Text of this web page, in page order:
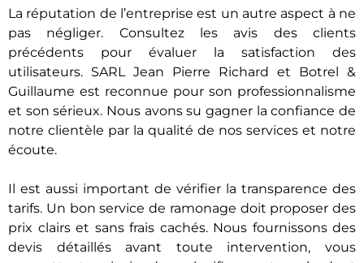
La réputation de l’entreprise est un autre aspect à ne
pas négliger. Consultez les avis des clients
précédents pour évaluer la satisfaction des
utilisateurs. SARL Jean Pierre Richard et Botrel &
Guillaume est reconnue pour son professionnalisme
et son sérieux. Nous avons su gagner la confiance de
notre clientèle par la qualité de nos services et notre
écoute.
Il est aussi important de vérifier la transparence des
tarifs. Un bon service de ramonage doit proposer des
prix clairs et sans frais cachés. Nous fournissons des
devis détaillés avant toute intervention, vous